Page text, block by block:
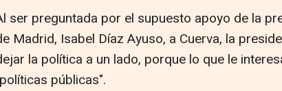
ser preguntada por el supuesto apoyo de la
Madrid, Isabel Díaz Ayuso, a Cuerva, la
la política a un lado, porque lo que le
públicas".